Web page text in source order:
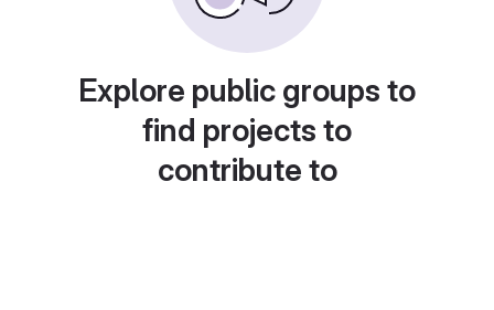
Explore public groups to
find projects to
contribute to